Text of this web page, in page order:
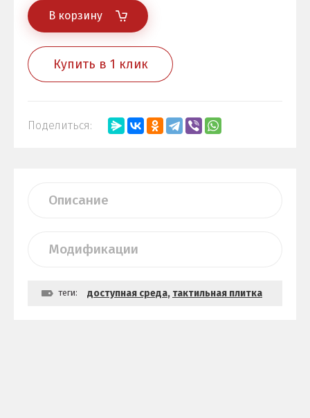
В корзину
Купить в 1 клик
Поделиться:
Описание
Модификации
теги: доступная среда, тактильная плитка